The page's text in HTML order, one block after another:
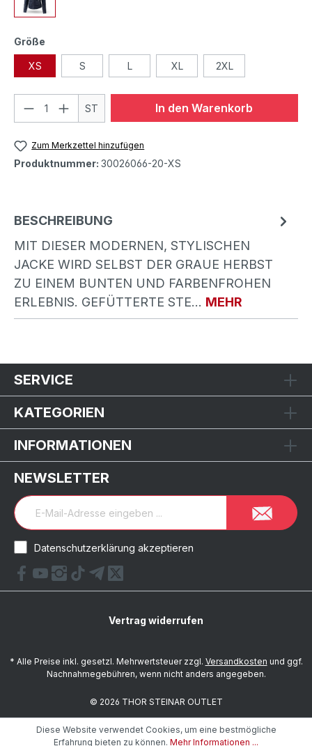
Größe
XS S L XL 2XL
ST In den Warenkorb
Zum Merkzettel hinzufügen
Produktnummer: 30026066-20-XS
BESCHREIBUNG
MIT DIESER MODERNEN, STYLISCHEN
JACKE WIRD SELBST DER GRAUE HERBST
ZU EINEM BUNTEN UND FARBENFROHEN
ERLEBNIS. GEFÜTTERTE STE… MEHR
SERVICE
KATEGORIEN
INFORMATIONEN
NEWSLETTER
Datenschutzerklärung akzeptieren
Vertrag widerrufen
* Alle Preise inkl. gesetzl. Mehrwertsteuer zzgl. Versandkosten und ggf.
Nachnahmegebühren, wenn nicht anders angegeben.
© 2026 THOR STEINAR OUTLET
Diese Website verwendet Cookies, um eine bestmögliche
Erfahrung bieten zu können. Mehr Informationen ...